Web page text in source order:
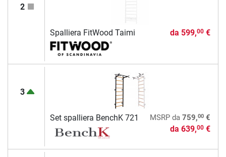
2
Spalliera FitWood Taimi da 599,00€
3
Set spalliera BenchK 721 MSRPda 759,00€
da 639,00€